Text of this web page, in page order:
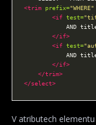
<trim
prefix="WHERE"
<if test=
</if>
<if test=
</if>
</trim>
</select>
V atributech